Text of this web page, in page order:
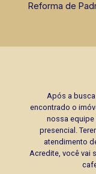
Reforma de
Após a
encontrado o
nossa equipe
presencial.
atendimento
Acredite, você vai